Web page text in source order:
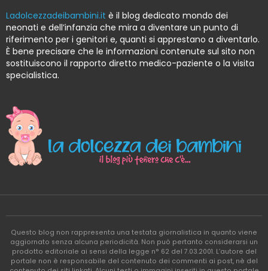
Ladolcezzadeibambini.it è il blog dedicato mondo dei
neonati e dell’infanzia che mira a diventare un punto di
riferimento per i genitori e, quanti si apprestano a diventarlo.
È bene precisare che le informazioni contenute sul sito non
sostituiscono il rapporto diretto medico-paziente o la visita
specialistica.
Questo blog non rappresenta una testata giornalistica in quanto viene
aggiornato senza alcuna periodicità. Non può pertanto considerarsi un
prodotto editoriale ai sensi della legge n° 62 del 7.03.2001. L’autore del
portale non è responsabile del contenuto dei commenti ai post, nè del